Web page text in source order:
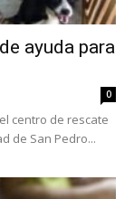
ayuda para
0
centro de rescate
de San Pedro...